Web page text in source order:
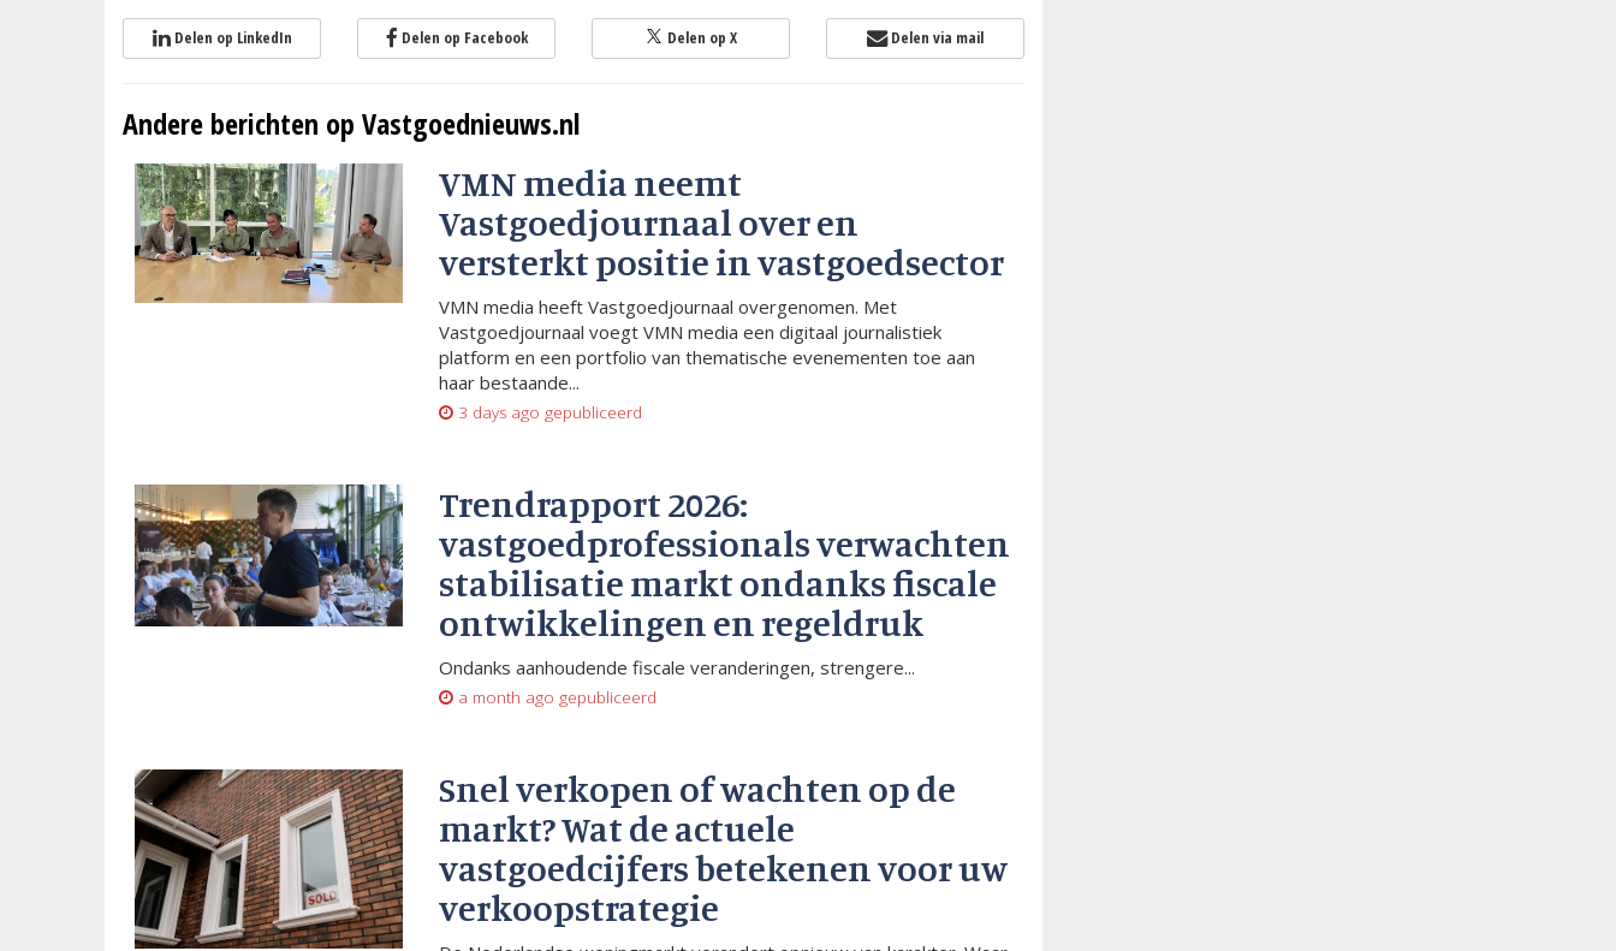
Delen op LinkedIn Delen op Facebook Delen op X Delen via mail
Andere berichten op Vastgoednieuws.nl
VMN media neemt
Vastgoedjournaal over en
versterkt positie in vastgoedsector
VMN media heeft Vastgoedjournaal overgenomen. Met
Vastgoedjournaal voegt VMN media een digitaal journalistiek
platform en een portfolio van thematische evenementen toe aan
haar bestaande...
3 days ago gepubliceerd
Trendrapport 2026:
vastgoedprofessionals verwachten
stabilisatie markt ondanks fiscale
ontwikkelingen en regeldruk
Ondanks aanhoudende fiscale veranderingen, strengere...
a month ago gepubliceerd
Snel verkopen of wachten op de
markt? Wat de actuele
vastgoedcijfers betekenen voor uw
verkoopstrategie